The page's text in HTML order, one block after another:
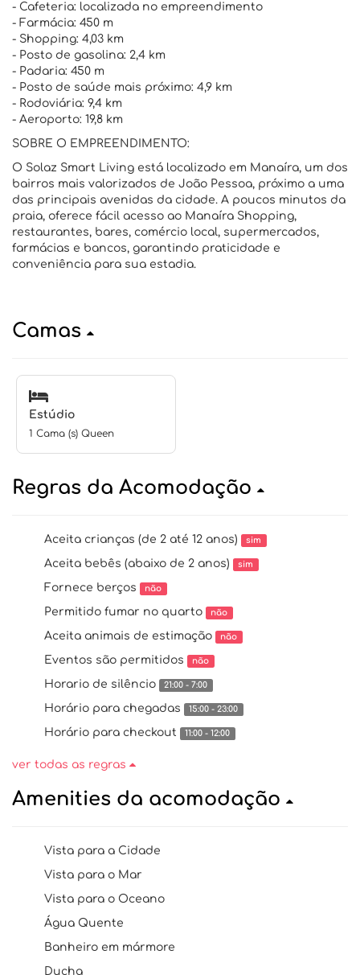
- Cafeteria: localizada no empreendimento
- Farmácia: 450 m
- Shopping: 4,03 km
- Posto de gasolina: 2,4 km
- Padaria: 450 m
- Posto de saúde mais próximo: 4,9 km
- Rodoviária: 9,4 km
- Aeroporto: 19,8 km
SOBRE O EMPREENDIMENTO:
O Solaz Smart Living está localizado em Manaíra, um dos
bairros mais valorizados de João Pessoa, próximo a uma
das principais avenidas da cidade. A poucos minutos da
praia, oferece fácil acesso ao Manaíra Shopping,
restaurantes, bares, comércio local, supermercados,
farmácias e bancos, garantindo praticidade e
conveniência para sua estadia.
Camas
Estúdio
1 Cama (s) Queen
Regras da Acomodação
Aceita crianças (de 2 até 12 anos) sim
Aceita bebês (abaixo de 2 anos) sim
Fornece berços não
Permitido fumar no quarto não
Aceita animais de estimação não
Eventos são permitidos não
Horario de silêncio 21:00 - 7:00
Horário para chegadas 15:00 - 23:00
Horário para checkout 11:00 - 12:00
ver todas as regras
Amenities da acomodação
Vista para a Cidade
Vista para o Mar
Vista para o Oceano
Água Quente
Banheiro em mármore
Ducha